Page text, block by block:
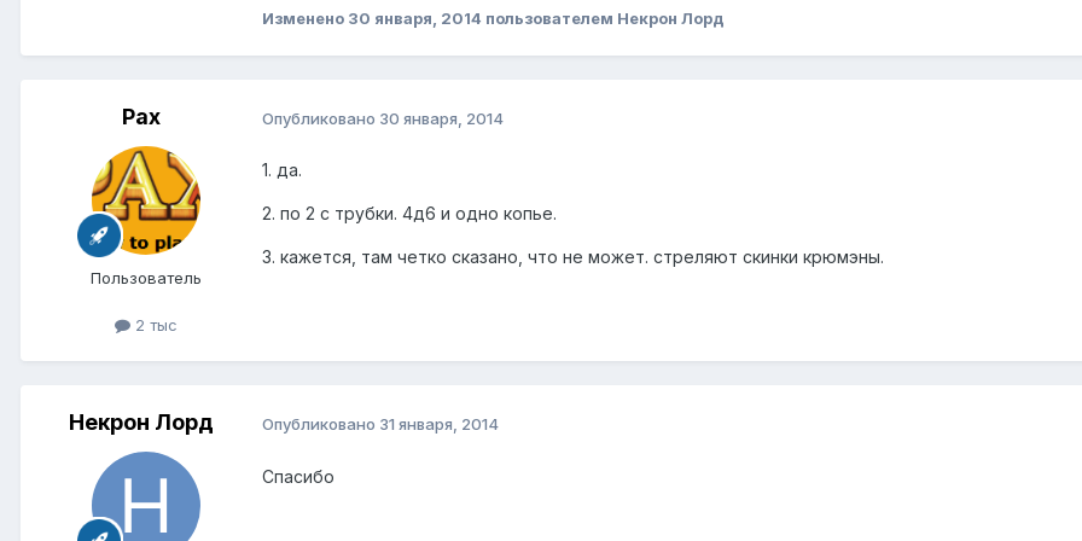
Изменено 30 января, 2014 пользователем Некрон Лорд
Pax
Пользователь
2 тыс
Опубликовано 30 января, 2014
1. да.
2. по 2 с трубки. 4д6 и одно копье.
3. кажется, там четко сказано, что не может. стреляют скинки крюмэны.
Некрон Лорд Опубликовано 31 января, 2014
Спасибо